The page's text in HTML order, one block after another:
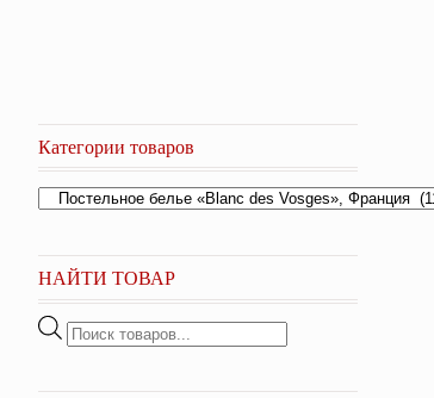
Категории товаров
НАЙТИ ТОВАР
Поиск